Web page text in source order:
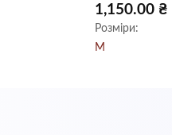
Оцінено в
5 з 5
1,150.00 ₴
Розміри:
M